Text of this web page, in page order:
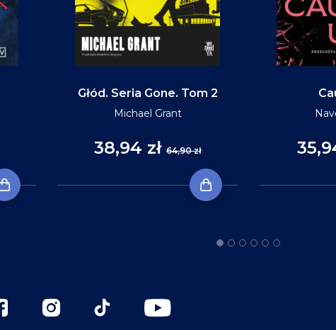
Głód. Seria Gone. Tom 2
Michael Grant
38,94 zł 64,90 zł